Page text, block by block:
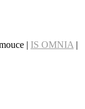
| IS OMNIA |